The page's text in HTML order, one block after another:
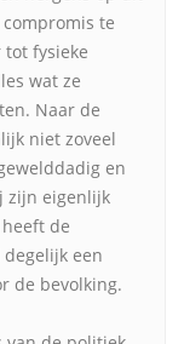
te
fysieke
wat ze
Naar de
niet zoveel
en
zijn eigenlijk
de
een
de bevolking.